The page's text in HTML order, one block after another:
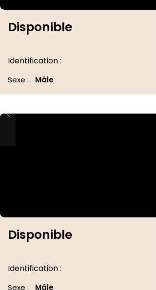
Disponible
Identification :
Sexe : Mâle
Disponible
Identification :
Sexe : Mâle